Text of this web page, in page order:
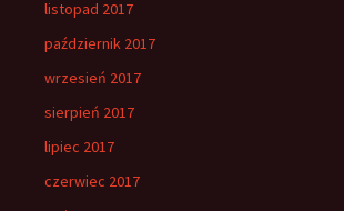
listopad 2017
październik 2017
wrzesień 2017
sierpień 2017
lipiec 2017
czerwiec 2017